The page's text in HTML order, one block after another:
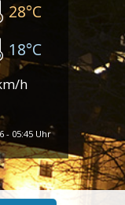
28°C
18°C
h
- 05:45 Uhr